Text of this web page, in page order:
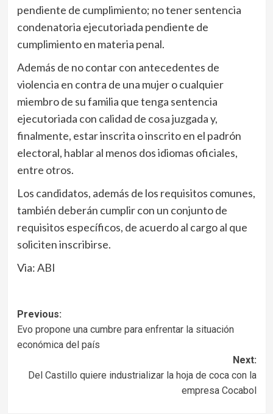
pendiente de cumplimiento; no tener sentencia
condenatoria ejecutoriada pendiente de
cumplimiento en materia penal.
Además de no contar con antecedentes de
violencia en contra de una mujer o cualquier
miembro de su familia que tenga sentencia
ejecutoriada con calidad de cosa juzgada y,
finalmente, estar inscrita o inscrito en el padrón
electoral, hablar al menos dos idiomas oficiales,
entre otros.
Los candidatos, además de los requisitos comunes,
también deberán cumplir con un conjunto de
requisitos específicos, de acuerdo al cargo al que
soliciten inscribirse.
Via: ABI
Navegación
de
entradas
Previous:
Evo propone una cumbre para enfrentar la situación
económica del país
Next:
Del Castillo quiere industrializar la hoja de coca con la
empresa Cocabol